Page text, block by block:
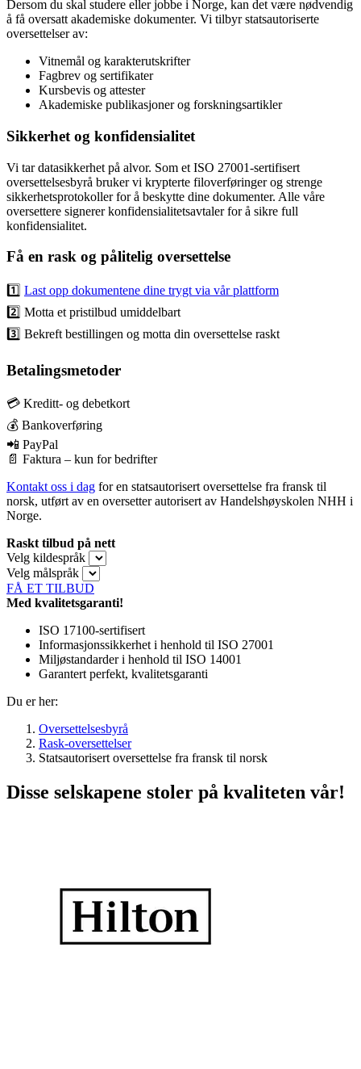
Dersom du skal studere eller jobbe i Norge, kan det være nødvendig
å få oversatt akademiske dokumenter. Vi tilbyr statsautoriserte
oversettelser av:
Vitnemål og karakterutskrifter
Fagbrev og sertifikater
Kursbevis og attester
Akademiske publikasjoner og forskningsartikler
Sikkerhet og konfidensialitet
Vi tar datasikkerhet på alvor. Som et ISO 27001-sertifisert
oversettelsesbyrå bruker vi krypterte filoverføringer og strenge
sikkerhetsprotokoller for å beskytte dine dokumenter. Alle våre
oversettere signerer konfidensialitetsavtaler for å sikre full
konfidensialitet.
Få en rask og pålitelig oversettelse
1️⃣ Last opp dokumentene dine trygt via vår plattform
2️⃣ Motta et pristilbud umiddelbart
3️⃣ Bekreft bestillingen og motta din oversettelse raskt
Betalingsmetoder
💳 Kreditt- og debetkort
💰 Bankoverføring
📲 PayPal
📄 Faktura – kun for bedrifter
Kontakt oss i dag for en statsautorisert oversettelse fra fransk til
norsk, utført av en oversetter autorisert av Handelshøyskolen NHH i
Norge.
Raskt tilbud på nett
Velg kildespråk
Velg målspråk
FÅ ET TILBUD
Med kvalitetsgaranti!
ISO 17100-sertifisert
Informasjonssikkerhet i henhold til ISO 27001
Miljøstandarder i henhold til ISO 14001
Garantert perfekt, kvalitetsgaranti
Du er her:
Oversettelsesbyrå
Rask-oversettelser
Statsautorisert oversettelse fra fransk til norsk
Disse selskapene stoler på kvaliteten vår!